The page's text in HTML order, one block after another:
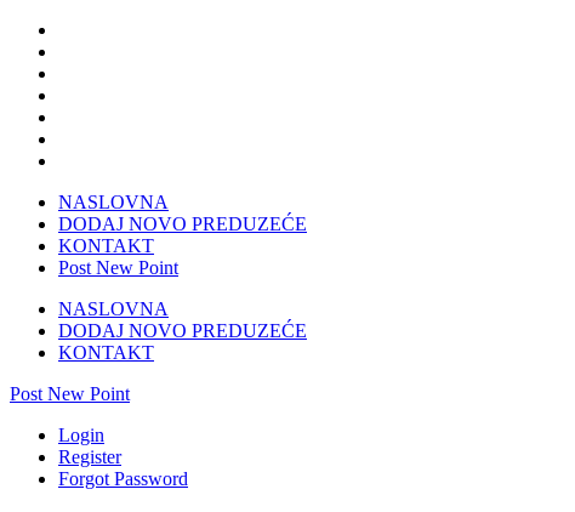
NASLOVNA
DODAJ NOVO PREDUZEĆE
KONTAKT
Post New Point
NASLOVNA
DODAJ NOVO PREDUZEĆE
KONTAKT
Post New Point
Login
Register
Forgot Password